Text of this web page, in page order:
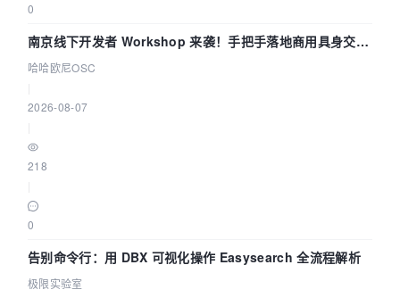
0
南京线下开发者 Workshop 来袭！手把手落地商用具身交互
智能 Agent 应用
哈哈欧尼OSC
2026-08-07
218
0
告别命令行：用 DBX 可视化操作 Easysearch 全流程解析
极限实验室